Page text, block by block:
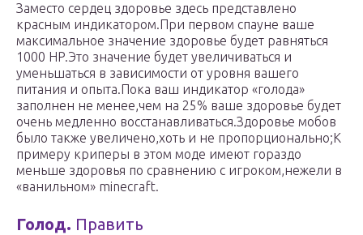
Заместо сердец здоровье здесь представлено
красным индикатором.При первом спауне ваше
максимальное значение здоровье будет равняться
1000 HP.Это значение будет увеличиваться и
уменьшаться в зависимости от уровня вашего
питания и опыта.Пока ваш индикатор «голода»
заполнен не менее,чем на 25% ваше здоровье будет
очень медленно восстанавливаться.Здоровье мобов
было также увеличено,хоть и не пропорционально;К
примеру криперы в этом моде имеют гораздо
меньше здоровья по сравнению с игроком,нежели в
«ванильном» minecraft.
Голод. Править